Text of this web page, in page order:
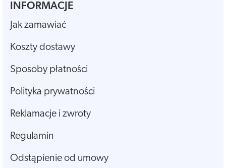
INFORMACJE
Jak zamawiać
Koszty dostawy
Sposoby płatności
Polityka prywatności
Reklamacje i zwroty
Regulamin
Odstąpienie od umowy